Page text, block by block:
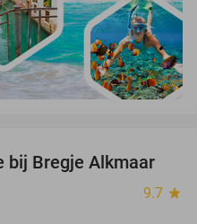
12%
bij Bregje Alkmaar
9.7 star